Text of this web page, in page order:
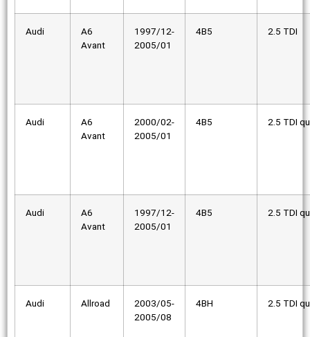
Audi
A6
Avant
1997/12-
2005/01
4B5 2.5 TDI
Audi
A6
Avant
2000/02-
2005/01
4B5 2.5 TDI
Audi
A6
Avant
1997/12-
2005/01
4B5 2.5 TDI
Audi Allroad
2003/05-
2005/08
4BH 2.5 TDI